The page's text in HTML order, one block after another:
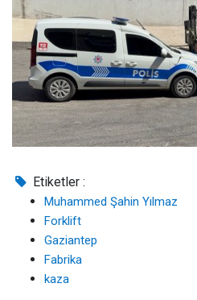
Etiketler :
Muhammed Şahin Yılmaz
Forklift
Gaziantep
Fabrika
kaza